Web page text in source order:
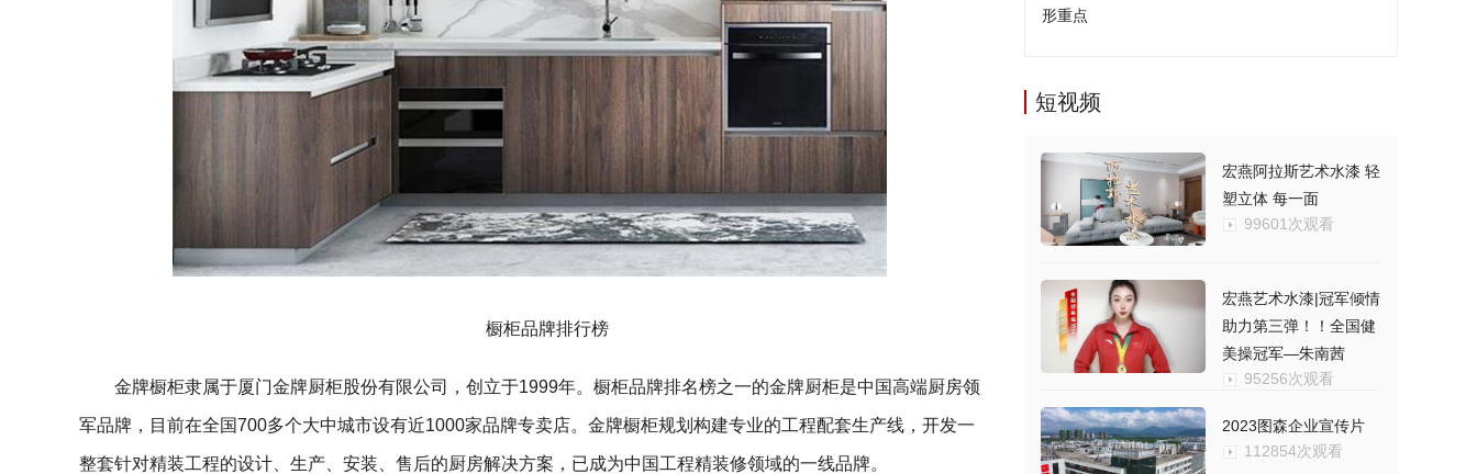
橱柜品牌排行榜
金牌橱柜隶属于厦门金牌厨柜股份有限公司，创立于1999年。橱柜品牌排名榜之一的金牌厨柜是中国高端厨房领
军品牌，目前在全国700多个大中城市设有近1000家品牌专卖店。金牌橱柜规划构建专业的工程配套生产线，开发一
整套针对精装工程的设计、生产、安装、售后的厨房解决方案，已成为中国工程精装修领域的一线品牌。
形重点
短视频
宏燕阿拉斯艺术水漆 轻
塑立体 每一面
99601次观看
宏燕艺术水漆|冠军倾情
助力第三弹！！全国健
美操冠军—朱南茜
95256次观看
2023图森企业宣传片
112854次观看